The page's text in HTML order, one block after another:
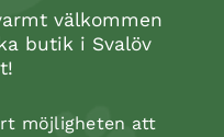
välkommen
butik i Svalöv
möjligheten att